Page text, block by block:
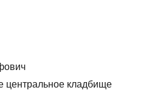
центральное кладбище